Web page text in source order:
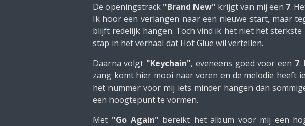
De openingstrack "Brand New" krijgt van mij een 7.
Ik hoor een verlangen naar een nieuwe start, maar
blijft redelijk hangen. Toch vind ik het niet het
stap in het verhaal dat Hot Glue wil vertellen.
Daarna volgt "Keychain", eveneens goed voor een 7.
zang komt hier mooi naar voren en de melodie heeft
het nummer voor mij iets minder hangen dan
een hoogtepunt te vormen.
Met "Go Again" bereikt het album voor mij een